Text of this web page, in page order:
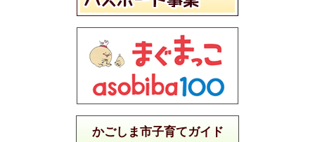
かごしま市子育てガイド